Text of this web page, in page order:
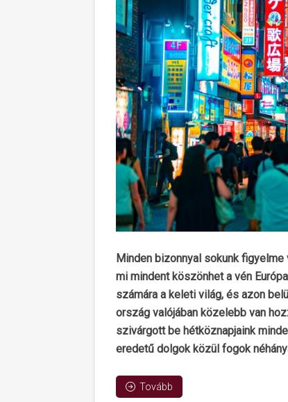
Minden bizonnyal sokunk
mi mindent köszönhet a vén
számára a keleti világ, és azon
ország valójában közelebb van
szivárgott be hétköznapjaink
eredetű dolgok közül fogok
Tovább